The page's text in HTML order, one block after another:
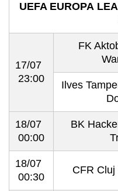
UEFA EUROPA
17/07
23:00
FK
Ilves
18/07
00:00
BK
18/07
00:30
CFR Cluj